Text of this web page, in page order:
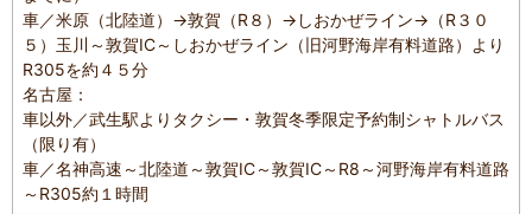
車／米原（北陸道）→敦賀（R８）→しおかぜライン→（R３０
５）玉川～敦賀IC～しおかぜライン（旧河野海岸有料道路）より
R305を約４５分
名古屋：
車以外／武生駅よりタクシー・敦賀冬季限定予約制シャトルバス
（限り有）
車／名神高速～北陸道～敦賀IC～敦賀IC～R8～河野海岸有料道路
～R305約１時間